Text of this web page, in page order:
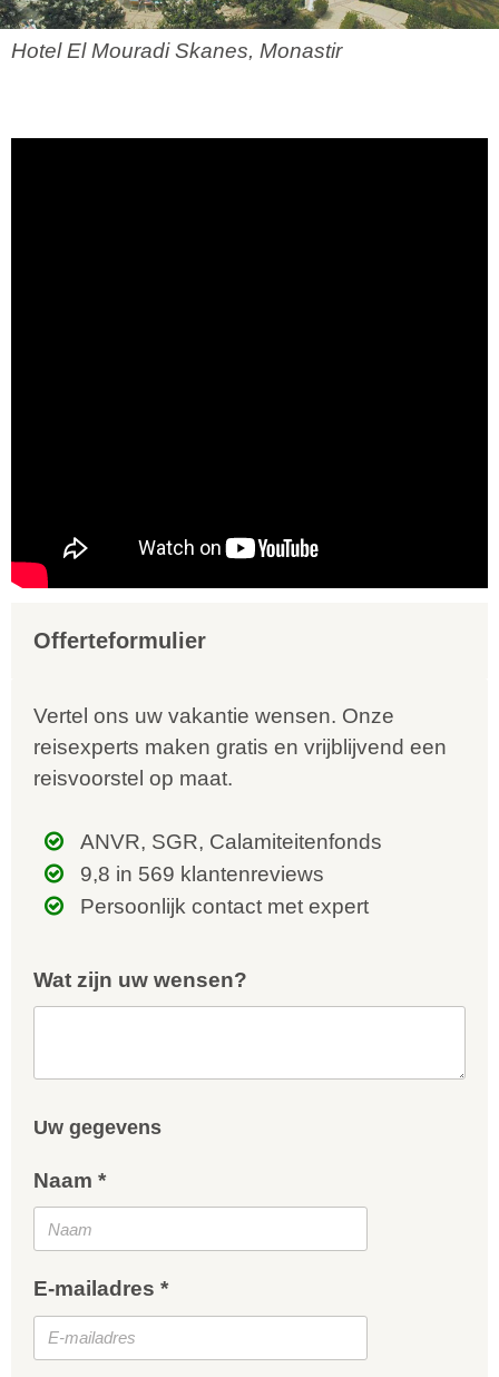
Hotel El Mouradi Skanes, Monastir
Offerteformulier
Vertel ons uw vakantie wensen. Onze
reisexperts maken gratis en vrijblijvend een
reisvoorstel op maat.
ANVR, SGR, Calamiteitenfonds
9,8 in 569 klantenreviews
Persoonlijk contact met expert
Wat zijn uw wensen?
Uw gegevens
Naam *
E-mailadres *